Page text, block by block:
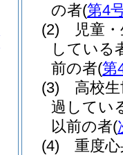
の者(第4
(2)
児童
している
前の者(第
(3)
高校
過してい
以前の者(
(4)
重度